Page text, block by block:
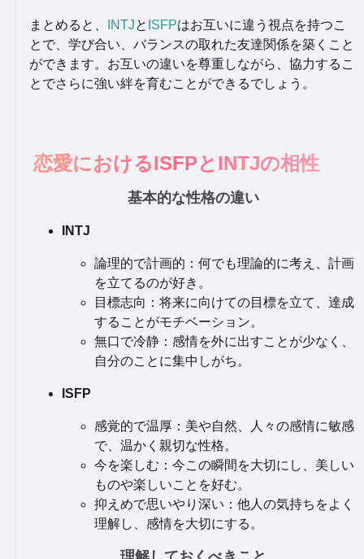
まとめると、 INTJと ISFPはお互いに違う視点を持つこ
とで、学び合い、バランスの取れた友達関係を築くこと
ができます。お互いの違いを尊重しながら、協力するこ
とでさらに強い絆を育むことができるでしょう。
恋愛におけるISFPとINTJの相性
基本的な性格の違い
INTJ
論理的で計画的：何でも理論的に考え、計画
を立てるのが好き。
目標志向：将来に向けての目標を立て、達成
することがモチベーション。
無口で冷静：感情を外に出すことが少なく、
自分のことに集中しがち。
ISFP
感覚的で温厚：美や自然、人々の感情に敏感
で、温かく親切な性格。
今を楽しむ：今この瞬間を大切にし、美しい
ものや楽しいことを好む。
抑えめで思いやり深い：他人の気持ちをよく
理解し、感情を大切にする。